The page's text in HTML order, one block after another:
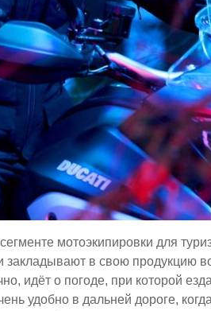
мотоэкипировки для
закладывают в свою продукцию
идёт о погоде, при которой
удобно в дальней дороге,